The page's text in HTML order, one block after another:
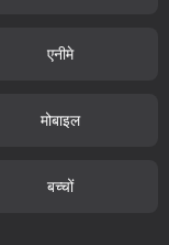
एनीमे
मोबाइल
बच्चों